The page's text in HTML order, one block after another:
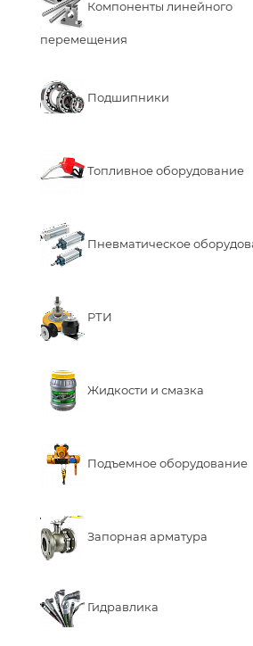
Компоненты линейного
перемещения
Подшипники
Топливное оборудование
Пневматическое
РТИ
Жидкости и смазка
Подъемное оборудование
Запорная арматура
Гидравлика